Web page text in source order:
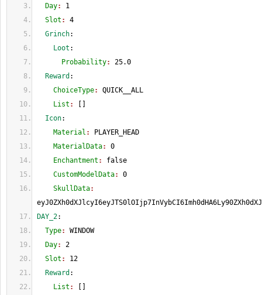
Day: 1
Slot : 4
Grinch:
Loot :
Probability: 25.0
Reward :
ChoiceType: QUICK__ALL
List :
Icon:
Material :
PLAYER_HEAD
MaterialData: 0
Enchantment : false
CustomModelData: 0
SkullData
DAY_2:
Type: WINDOW
Day: 2
Slot : 12
Reward :
List :